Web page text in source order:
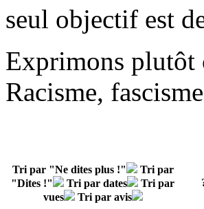
seul objectif est
Exprimons plutôt
Racisme,
Tri par "Ne dites plus !"
Tri par
"Dites !"
Tri par dates
Tri par
vues
Tri par avis